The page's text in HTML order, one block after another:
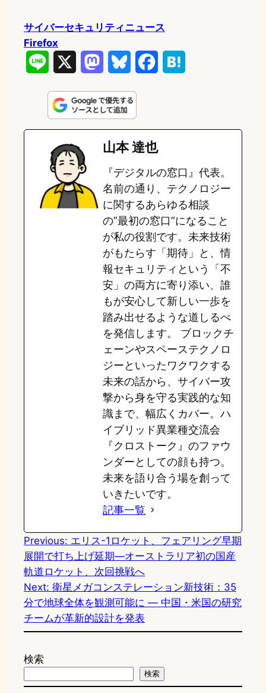
サイバーセキュリティニュース
Firefox
n
e
s
t
o
o
n
u
e
s
k
e
b
o
o
k
e
a
山本 達也
『デジタルの窓口』代表。
名前の通り、テクノロジー
に関するあらゆる相談
の”最初の窓口”になること
が私の役割です。未来技術
がもたらす「期待」と、情
報セキュリティという「不
安」の両方に寄り添い、誰
もが安心して新しい一歩を
踏み出せるような道しるべ
を発信します。 ブロックチ
ェーンやスペーステクノロ
ジーといったワクワクする
未来の話から、サイバー攻
撃から身を守る実践的な知
識まで、幅広くカバー。ハ
イブリッド異業種交流会
『クロストーク』のファウ
ンダーとしての顔も持つ。
未来を語り合う場を創って
いきたいです。
記事一覧
Previous: エリス-1ロケット、フェアリング早期
展開で打ち上げ延期―オーストラリア初の国産
軌道ロケット、次回挑戦へ
Next: 衛星メガコンステレーション新技術：35
分で地球全体を観測可能に — 中国・米国の研究
チームが革新的設計を発表
検索
検索